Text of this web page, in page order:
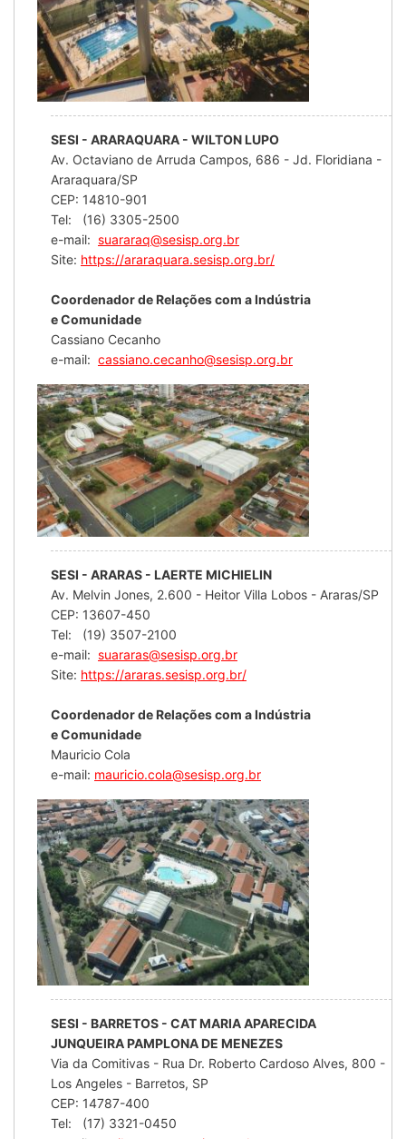
SESI - ARARAQUARA - WILTON LUPO
Av. Octaviano de Arruda Campos, 686 - Jd. Floridiana -
Araraquara/SP
CEP: 14810-901
Tel: (16) 3305-2500
e-mail: suararaq@sesisp.org.br
Site: https://araraquara.sesisp.org.br/
Coordenador de Relações com a Indústria
e Comunidade
Cassiano Cecanho
e-mail: cassiano.cecanho@sesisp.org.br
SESI - ARARAS - LAERTE MICHIELIN
Av. Melvin Jones, 2.600 - Heitor Villa Lobos - Araras/SP
CEP: 13607-450
Tel: (19) 3507-2100
e-mail: suararas@sesisp.org.br
Site: https://araras.sesisp.org.br/
Coordenador de Relações com a Indústria
e Comunidade
Mauricio Cola
e-mail: mauricio.cola@sesisp.org.br
SESI - BARRETOS - CAT MARIA APARECIDA
JUNQUEIRA PAMPLONA DE MENEZES
Via da Comitivas - Rua Dr. Roberto Cardoso Alves, 800 -
Los Angeles - Barretos, SP
CEP: 14787-400
Tel: (17) 3321-0450